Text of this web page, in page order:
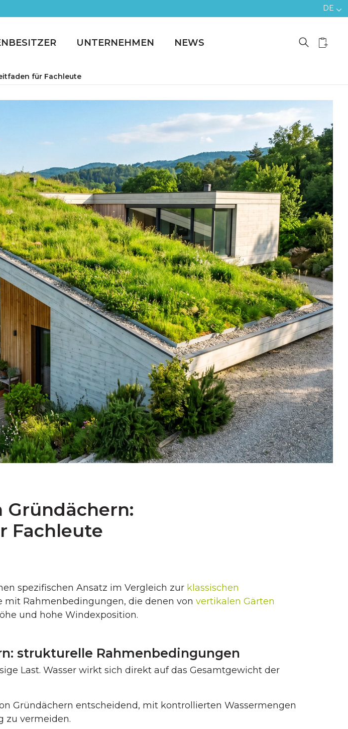
DE
UNTERNEHMEN NEWS
für Fachleute
Gründächern:
Fachleute
spezifischen Ansatz im Vergleich zur klassischen
mit Rahmenbedingungen, die denen von vertikalen Gärten
und hohe Windexposition.
strukturelle Rahmenbedingungen
Last. Wasser wirkt sich direkt auf das Gesamtgewicht der
Gründächern entscheidend, mit kontrollierten Wassermengen
zu vermeiden.